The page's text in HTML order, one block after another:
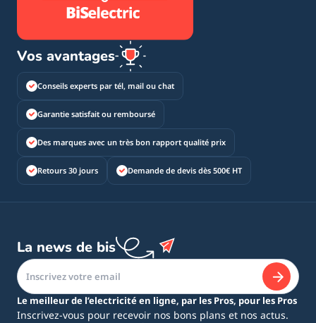
Vos avantages
Conseils experts par tél, mail ou chat
Garantie satisfait ou remboursé
Des marques avec un très bon rapport qualité prix
Retours 30 jours Demande de devis dès 500€ HT
La news de bis
Le meilleur de l’electricité en ligne, par les Pros, pour les Pros
Inscrivez-vous pour recevoir nos bons plans et nos actus.